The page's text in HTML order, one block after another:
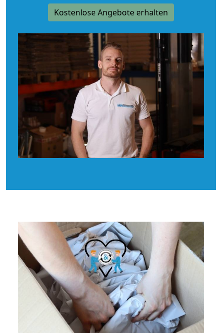
Kostenlose Angebote erhalten